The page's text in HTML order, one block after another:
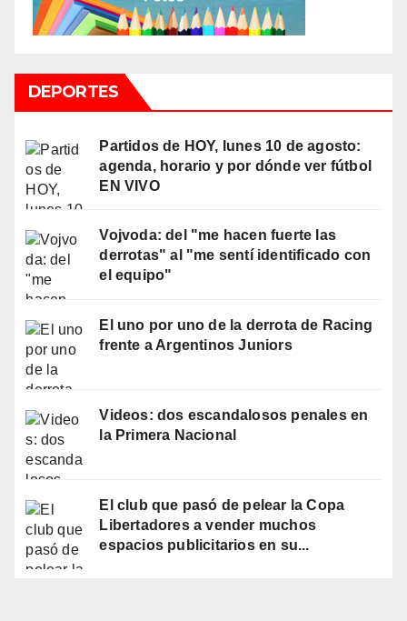
DEPORTES
Partidos de HOY, lunes 10 de agosto:
agenda, horario y por dónde ver fútbol
EN VIVO
Vojvoda: del "me hacen fuerte las
derrotas" al "me sentí identificado con
el equipo"
El uno por uno de la derrota de Racing
frente a Argentinos Juniors
Videos: dos escandalosos penales en
la Primera Nacional
El club que pasó de pelear la Copa
Libertadores a vender muchos
espacios publicitarios en su...